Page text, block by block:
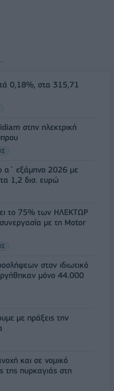
0,18%, στα 315,71
στην ηλεκτρική
α΄ εξάμηνο 2026 με
1,2 δισ. ευρώ
το 75% των ΗΛΕΚΤΩΡ
με τη Motor
στον ιδιωτικό
μόνο 44.000
με πράξεις την
και σε νομικό
της πυρκαγιάς στη